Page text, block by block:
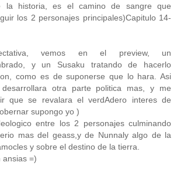
la historia, es el camino de sangre que
los 2 personajes principales)Capitulo 14-
vemos en el preview, un
y un Susaku tratando de hacerlo
como es de suponerse que lo hara. Asi
otra parte politica mas, y me
que se revalara el verdAdero interes de
supongo yo )
entre los 2 personajes culminando
mas del geass,y de Nunnaly algo de la
y sobre el destino de la tierra.
ansias =)